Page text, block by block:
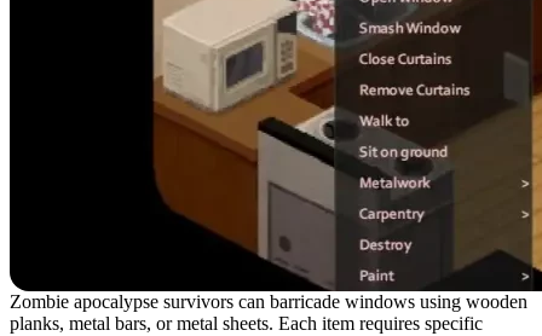
Zombie apocalypse survivors can barricade windows using wooden
planks, metal bars, or metal sheets. Each item requires specific